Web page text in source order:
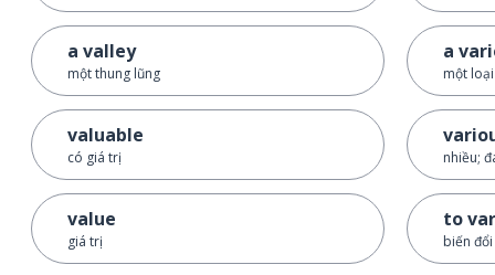
a valley
một thung lũng
valuable
có giá trị
value
giá trị
a
một loại
nhiều;
to
biến đổi